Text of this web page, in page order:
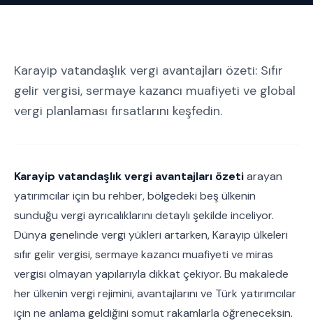
Karayip vatandaşlık vergi avantajları özeti: Sıfır
gelir vergisi, sermaye kazancı muafiyeti ve global
vergi planlaması fırsatlarını keşfedin.
Karayip vatandaşlık vergi avantajları özetiarayan
yatırımcılar için bu rehber, bölgedeki beş ülkenin
sunduğu vergi ayrıcalıklarını detaylı şekilde inceliyor.
Dünya genelinde vergi yükleri artarken, Karayip ülkeleri
sıfır gelir vergisi, sermaye kazancı muafiyeti ve miras
vergisi olmayan yapılarıyla dikkat çekiyor. Bu makalede
her ülkenin vergi rejimini, avantajlarını ve Türk yatırımcılar
için ne anlama geldiğini somut rakamlarla öğreneceksin.